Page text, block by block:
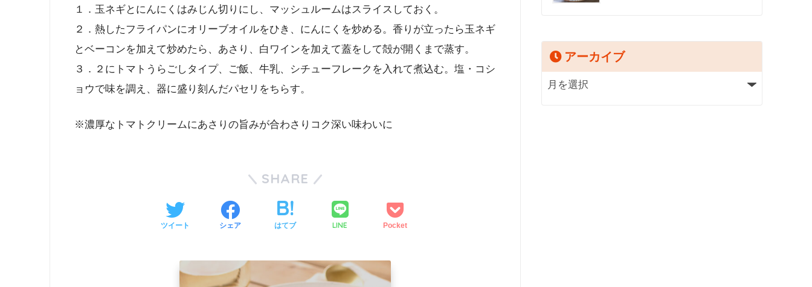
１．玉ネギとにんにくはみじん切りにし、マッシュルームはスライスしておく。
２．熱したフライパンにオリーブオイルをひき、にんにくを炒める。香りが立ったら玉ネギ
とベーコンを加えて炒めたら、あさり、白ワインを加えて蓋をして殻が開くまで蒸す。
３．２にトマトうらごしタイプ、ご飯、牛乳、シチューフレークを入れて煮込む。塩・コシ
ョウで味を調え、器に盛り刻んだパセリをちらす。
※濃厚なトマトクリームにあさりの旨みが合わさりコク深い味わいに
SHARE
ツイート シェア はてブ LINE Pocket
アーカイブ